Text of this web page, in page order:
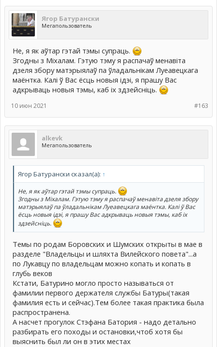
Ягор Батурански
Мегапользователь
Не, я як аўтар гэтай тэмы супраць.
Згодны з Міхалам. Гэтую тэму я распачаў менавіта
дзеля збору матэрыялаў па ўладальнікам Луеавецкага
маёнтка. Калі ў Вас ёсць новыя ідэі, я прашу Вас
адкрываць новыя тэмы, каб іх здзейсніць.
#163
10 июн 2021
alkevk
Мегапользователь
Ягор Батурански сказал(а): ↑
Не, я як аўтар гэтай тэмы супраць.
Згодны з Міхалам. Гэтую тэму я распачаў менавіта дзеля збору
матэрыялаў па ўладальнікам Луеавецкага маёнтка. Калі ў Вас
ёсць новыя ідэі, я прашу Вас адкрываць новыя тэмы, каб іх
здзейсніць.
Темы по родам Боровских и Шумских открыты в мае в
разделе "Владельцы и шляхта Вилейского повета"...а
по Лукавцу по владельцам можно копать и копать в
глубь веков
Кстати, Батурино могло просто называться от
фамилии первого держателя службы Батуры(такая
фамилия есть и сейчас).Тем более такая практика была
распространена.
А насчет прогулок Стэфана Батория - надо детально
разбирать его походы и остановки,чтоб хотя бы
выяснить был ли он в этих местах